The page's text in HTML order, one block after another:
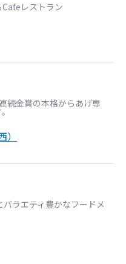
レストラン
続金賞の本格からあげ専
ラエティ豊かなフードメ